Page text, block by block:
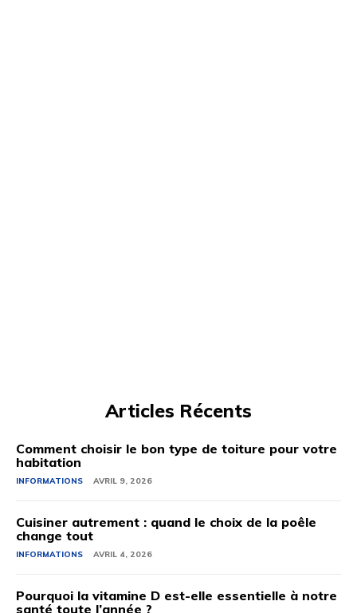
Articles Récents
Comment choisir le bon type de toiture pour votre
habitation
INFORMATIONS AVRIL 9, 2026
Cuisiner autrement : quand le choix de la poêle
change tout
INFORMATIONS AVRIL 4, 2026
Pourquoi la vitamine D est-elle essentielle à notre
santé toute l’année ?